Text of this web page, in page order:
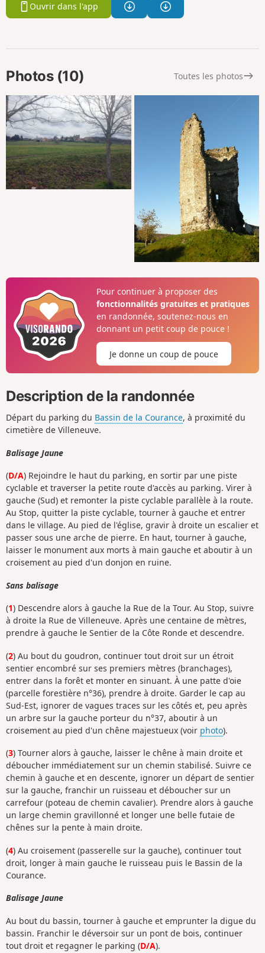
Ouvrir dans l'app
Photos (10) Toutes les photos
Pour continuer à proposer des
fonctionnalités gratuites et pratiques
en randonnée, soutenez-nous en
donnant un petit coup de pouce !
Je donne un coup de pouce
Description de la randonnée
Départ du parking du Bassin de la Courance, à proximité du
cimetière de Villeneuve.
Balisage Jaune
(D/A) Rejoindre le haut du parking, en sortir par une piste
cyclable et traverser la petite route d'accès au parking. Virer à
gauche (Sud) et remonter la piste cyclable parallèle à la route.
Au Stop, quitter la piste cyclable, tourner à gauche et entrer
dans le village. Au pied de l'église, gravir à droite un escalier et
passer sous une arche de pierre. En haut, tourner à gauche,
laisser le monument aux morts à main gauche et aboutir à un
croisement au pied d'un donjon en ruine.
Sans balisage
(1) Descendre alors à gauche la Rue de la Tour. Au Stop, suivre
à droite la Rue de Villeneuve. Après une centaine de mètres,
prendre à gauche le Sentier de la Côte Ronde et descendre.
(2) Au bout du goudron, continuer tout droit sur un étroit
sentier encombré sur ses premiers mètres (branchages),
entrer dans la forêt et monter en sinuant. À une patte d'oie
(parcelle forestière n°36), prendre à droite. Garder le cap au
Sud-Est, ignorer de vagues traces sur les côtés et, peu après
un arbre sur la gauche porteur du n°37, aboutir à un
croisement au pied d'un chêne majestueux (voir photo).
(3) Tourner alors à gauche, laisser le chêne à main droite et
déboucher immédiatement sur un chemin stabilisé. Suivre ce
chemin à gauche et en descente, ignorer un départ de sentier
sur la gauche, franchir un ruisseau et déboucher sur un
carrefour (poteau de chemin cavalier). Prendre alors à gauche
un large chemin gravillonné et longer une belle futaie de
chênes sur la pente à main droite.
(4) Au croisement (passerelle sur la gauche), continuer tout
droit, longer à main gauche le ruisseau puis le Bassin de la
Courance.
Balisage Jaune
Au bout du bassin, tourner à gauche et emprunter la digue du
bassin. Franchir le déversoir sur un pont de bois, continuer
tout droit et regagner le parking (D/A).